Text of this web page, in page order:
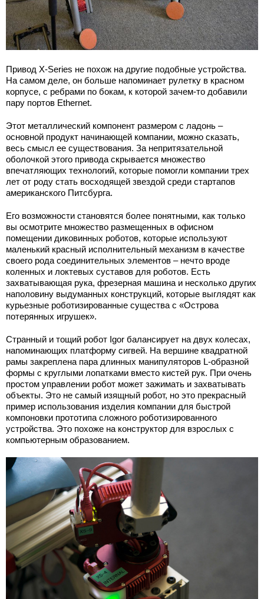
Привод X-Series не похож на другие подобные устройства.
На самом деле, он больше напоминает рулетку в красном
корпусе, с ребрами по бокам, к которой зачем-то добавили
пару портов Ethernet.
Этот металлический компонент размером с ладонь –
основной продукт начинающей компании, можно сказать,
весь смысл ее существования. За непритязательной
оболочкой этого привода скрывается множество
впечатляющих технологий, которые помогли компании трех
лет от роду стать восходящей звездой среди стартапов
американского Питсбурга.
Его возможности становятся более понятными, как только
вы осмотрите множество размещенных в офисном
помещении диковинных роботов, которые используют
маленький красный исполнительный механизм в качестве
своего рода соединительных элементов – нечто вроде
коленных и локтевых суставов для роботов. Есть
захватывающая рука, фрезерная машина и несколько других
наполовину выдуманных конструкций, которые выглядят как
курьезные роботизированные существа с «Острова
потерянных игрушек».
Странный и тощий робот Igor балансирует на двух колесах,
напоминающих платформу сигвей. На вершине квадратной
рамы закреплена пара длинных манипуляторов L-образной
формы с круглыми лопатками вместо кистей рук. При очень
простом управлении робот может зажимать и захватывать
объекты. Это не самый изящный робот, но это прекрасный
пример использования изделия компании для быстрой
компоновки прототипа сложного роботизированного
устройства. Это похоже на конструктор для взрослых с
компьютерным образованием.